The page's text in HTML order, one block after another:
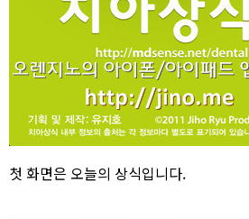
첫 화면은 오늘의 상식입니다.